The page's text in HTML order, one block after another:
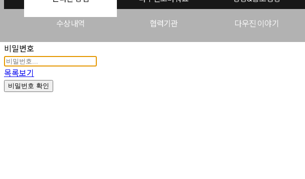
수상내역 협력기관 다우진 이야기
비밀번호
목록보기
비밀번호 확인